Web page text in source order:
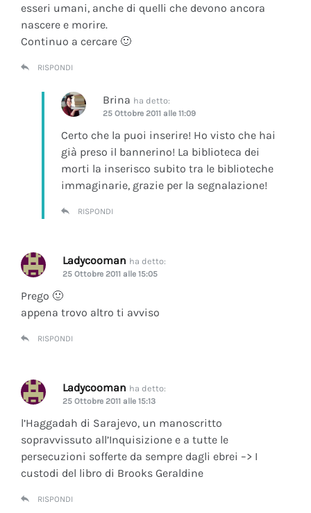
esseri umani, anche di quelli che devono ancora
nascere e morire.
Continuo a cercare 🙂
RISPONDI
Brina ha detto:
25 Ottobre 2011 alle 11:09
Certo che la puoi inserire! Ho visto che hai
già preso il bannerino! La biblioteca dei
morti la inserisco subito tra le biblioteche
immaginarie, grazie per la segnalazione!
RISPONDI
Ladycooman ha detto:
25 Ottobre 2011 alle 15:05
Prego 🙂
appena trovo altro ti avviso
RISPONDI
Ladycooman ha detto:
25 Ottobre 2011 alle 15:13
l’Haggadah di Sarajevo, un manoscritto
sopravvissuto all’Inquisizione e a tutte le
persecuzioni sofferte da sempre dagli ebrei –> I
custodi del libro di Brooks Geraldine
RISPONDI